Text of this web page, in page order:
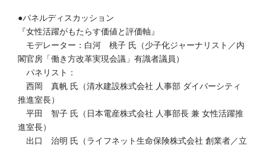
●パネルディスカッション
『女性活躍がもたらす価値と評価軸』
モデレーター：白河 桃子 氏（少子化ジャーナリスト／内
閣官房「働き方改革実現会議」有識者議員）
パネリスト：
西岡 真帆 氏（清水建設株式会社 人事部 ダイバーシティ
推進室長）
平田 智子 氏（日本電産株式会社 人事部長 兼 女性活躍推
進室長）
出口 治明 氏（ライフネット生命保険株式会社 創業者／立